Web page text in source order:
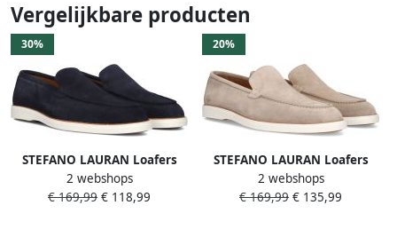
Vergelijkbare producten
30%
STEFANO LAURAN Loafers
Heren 3564 Maat: 45
Materiaal: Suède Kleur:
2 webshops
€ 169,99 € 118,99
20%
STEFANO LAURAN Loafers
Heren 3564 Maat: 43
Materiaal: Suède Kleur: Beige
2 webshops
€ 169,99 € 135,99